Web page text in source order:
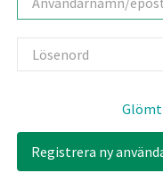
Lösenord
Registrera ny